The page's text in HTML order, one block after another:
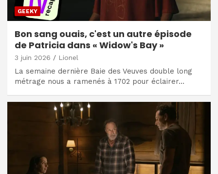
GEEKY
Bon sang ouais, c'est un autre épisode
de Patricia dans « Widow's Bay »
3 juin 2026 Lionel
La semaine dernière Baie des Veuves double long
métrage nous a ramenés à 1702 pour éclairer…